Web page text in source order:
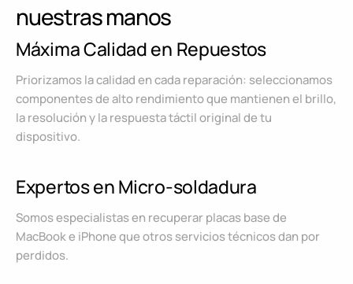
nuestras manos
Máxima Calidad en Repuestos
Priorizamos la calidad en cada reparación: seleccionamos
componentes de alto rendimiento que mantienen el brillo,
la resolución y la respuesta táctil original de tu
dispositivo.
Expertos en Micro-soldadura
Somos especialistas en recuperar placas base de
MacBook e iPhone que otros servicios técnicos dan por
perdidos.